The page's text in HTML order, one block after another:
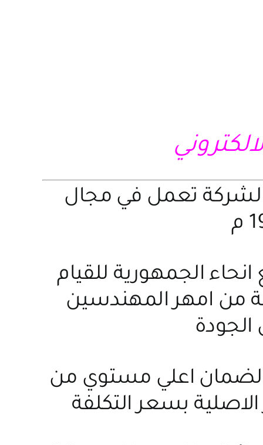
تعمل في مجال
الجمهورية للقيام
من امهر المهندسين
الجودة
لضمان اعلي مستوي من
بسعر التكلفة